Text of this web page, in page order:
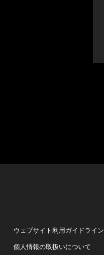
ウェブサイト利用ガイドライン
個人情報の取扱いについて